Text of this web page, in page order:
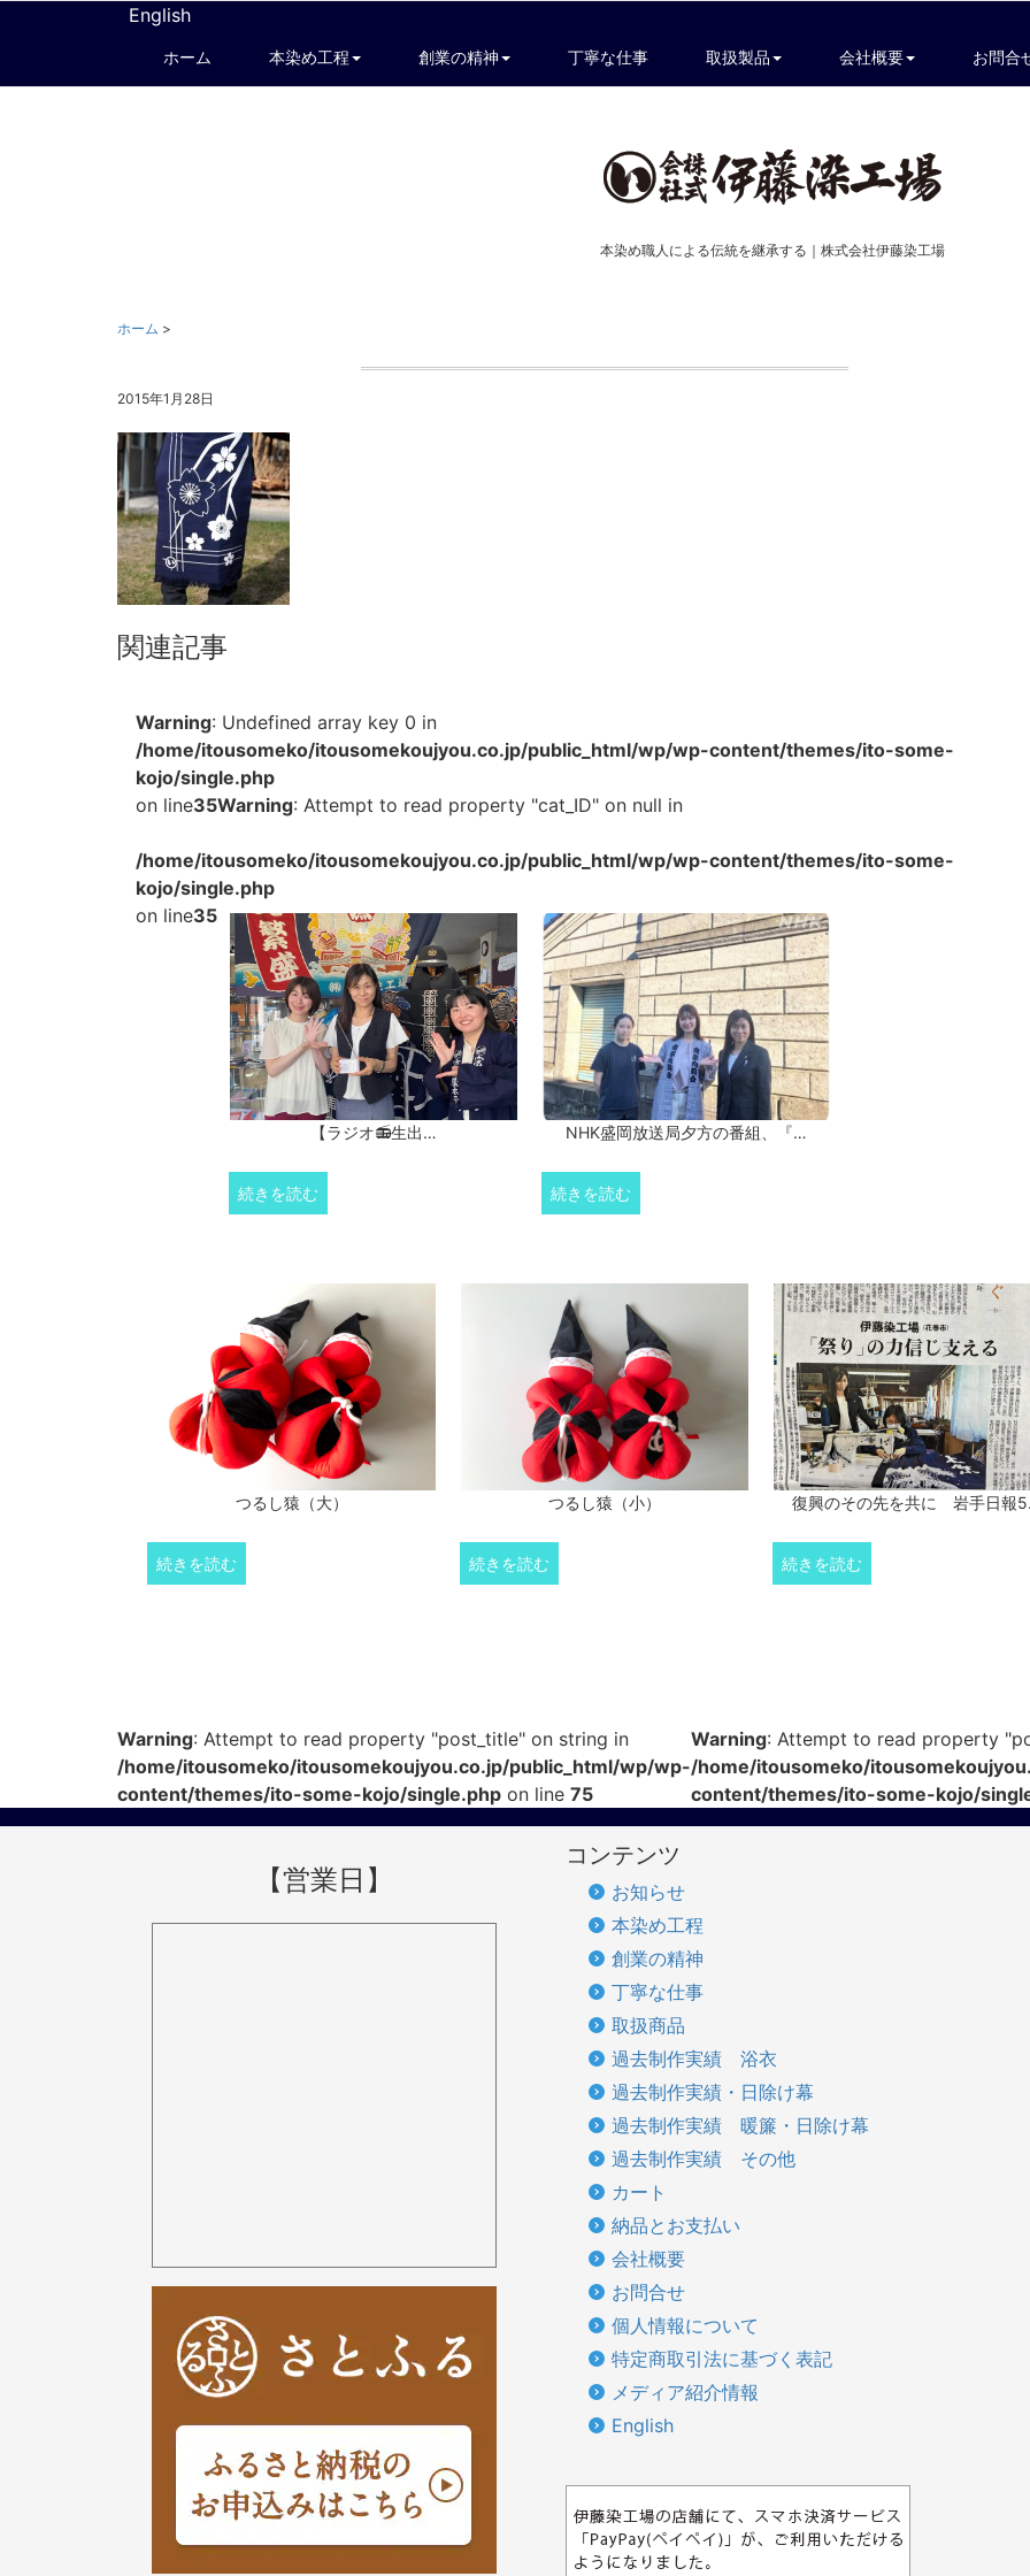
English
ホーム 本染め工程 創業の精神 丁寧な仕事 取扱製品 会社概要 お問合
本染め職人による伝統を継承する｜株式会社伊藤染工場
ホーム >
2015年1月28日
関連記事
Warning: Undefined array key 0 in
/home/itousomeko/itousomekoujyou.co.jp/public_html/wp/wp-content/themes/ito-some-
kojo/single.php
on line35Warning: Attempt to read property "cat_ID" on null in
/home/itousomeko/itousomekoujyou.co.jp/public_html/wp/wp-content/themes/ito-some-
kojo/single.php
on line35
【ラジオ📻生出…
続きを読む
NHK盛岡放送局夕方の番組、『…
続きを読む
つるし猿（大）
続きを読む
つるし猿（小）
続きを読む
復興のその先を共に 岩手日報
続きを読む
Warning: Attempt to read property "post_title" on string in
/home/itousomeko/itousomekoujyou.co.jp/public_html/wp/wp-
content/themes/ito-some-kojo/single.php on line 75
Warning: Attempt to read property
/home/itousomeko/
content/themes/ito-some-kojo/
【営業日】
コンテンツ
お知らせ
本染め工程
創業の精神
丁寧な仕事
取扱商品
過去制作実績 浴衣
過去制作実績・日除け幕
過去制作実績 暖簾・日除け幕
過去制作実績 その他
カート
納品とお支払い
会社概要
お問合せ
個人情報について
特定商取引法に基づく表記
メディア紹介情報
English